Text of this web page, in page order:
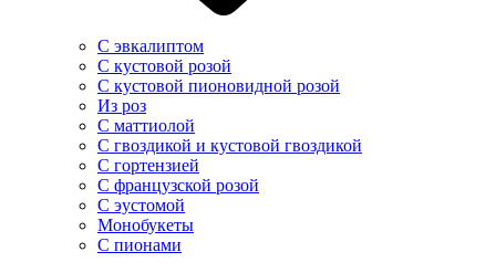
С эвкалиптом
С кустовой розой
С кустовой пионовидной розой
Из роз
С маттиолой
С гвоздикой и кустовой гвоздикой
С гортензией
С французской розой
С эустомой
Монобукеты
С пионами